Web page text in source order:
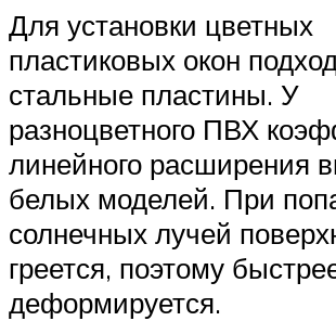
Для установки цветных
пластиковых окон
стальные пластины. У
разноцветного ПВХ
линейного расширения
белых моделей. При
солнечных лучей
греется, поэтому
деформируется.